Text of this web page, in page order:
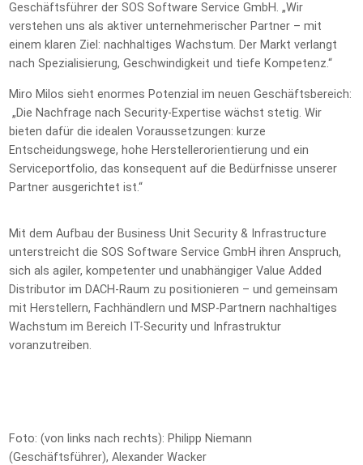
Geschäftsführer der SOS Software Service GmbH. „Wir
verstehen uns als aktiver unternehmerischer Partner – mit
einem klaren Ziel: nachhaltiges Wachstum. Der Markt verlangt
nach Spezialisierung, Geschwindigkeit und tiefe Kompetenz.“
Miro Milos sieht enormes Potenzial im neuen Geschäftsbereich:
„Die Nachfrage nach Security-Expertise wächst stetig. Wir
bieten dafür die idealen Voraussetzungen: kurze
Entscheidungswege, hohe Herstellerorientierung und ein
Serviceportfolio, das konsequent auf die Bedürfnisse unserer
Partner ausgerichtet ist.“
Mit dem Aufbau der Business Unit Security & Infrastructure
unterstreicht die SOS Software Service GmbH ihren Anspruch,
sich als agiler, kompetenter und unabhängiger Value Added
Distributor im DACH-Raum zu positionieren – und gemeinsam
mit Herstellern, Fachhändlern und MSP-Partnern nachhaltiges
Wachstum im Bereich IT-Security und Infrastruktur
voranzutreiben.
Foto: (von links nach rechts): Philipp Niemann
(Geschäftsführer), Alexander Wacker